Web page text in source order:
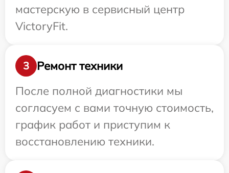
мастерскую в сервисный центр
VictoryFit.
3
Ремонт техники
После полной диагностики мы
согласуем с вами точную стоимость,
график работ и приступим к
восстановлению техники.